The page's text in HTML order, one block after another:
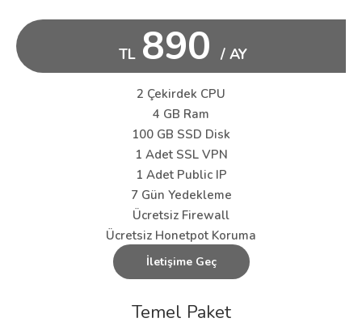
TL 890 / AY
2 Çekirdek CPU
4 GB Ram
100 GB SSD Disk
1 Adet SSL VPN
1 Adet Public IP
7 Gün Yedekleme
Ücretsiz Firewall
Ücretsiz Honetpot Koruma
İletişime Geç
Temel Paket